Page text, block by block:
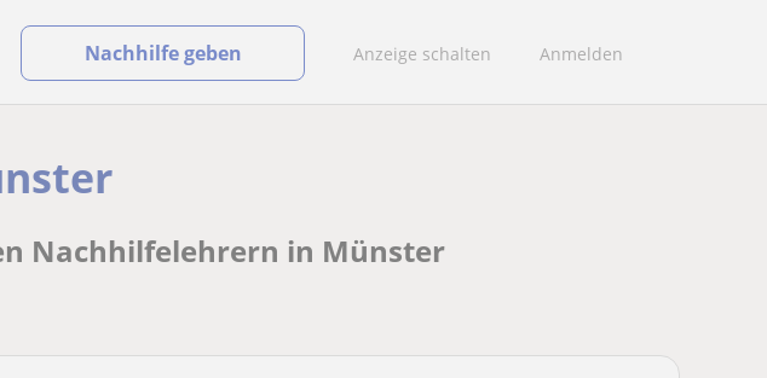
Anzeige schalten Anmelden
Nachhilfe geben
Nachhilfelehrern in Münster